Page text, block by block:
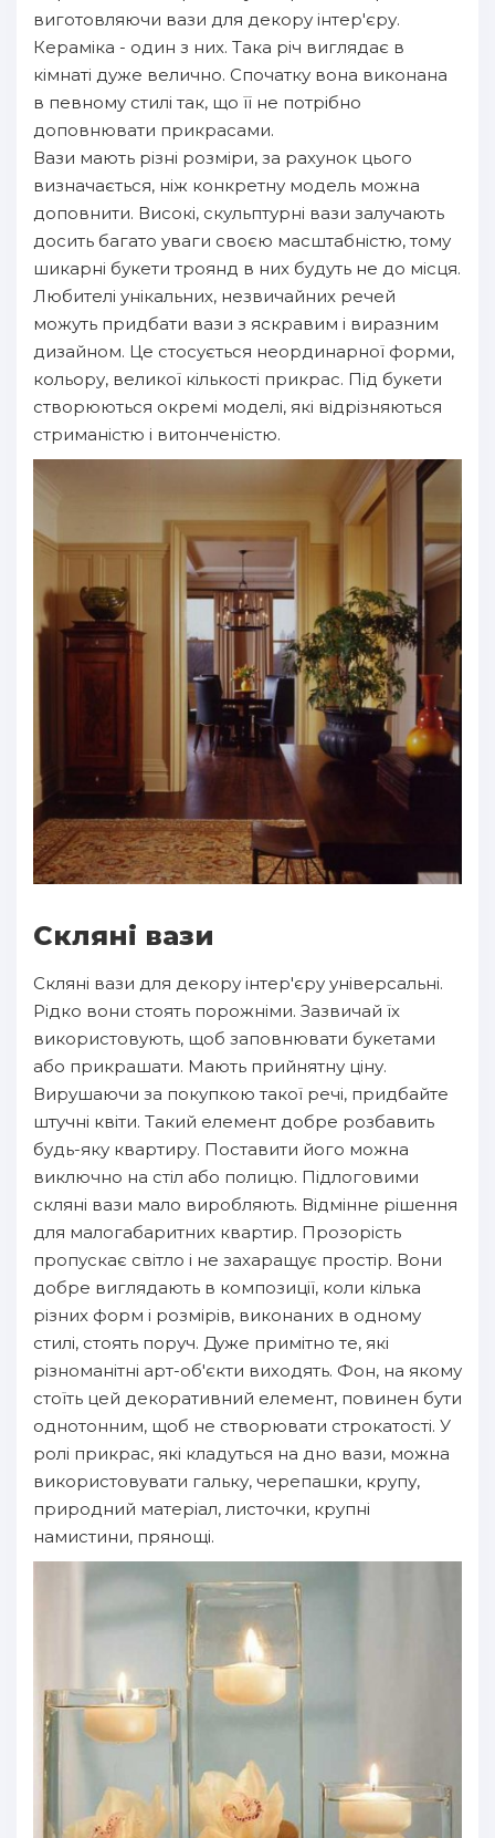
виготовляючи вази для декору інтер'єру.
Кераміка - один з них. Така річ виглядає в
кімнаті дуже велично. Спочатку вона виконана
в певному стилі так, що її не потрібно
доповнювати прикрасами.
Вази мають різні розміри, за рахунок цього
визначається, ніж конкретну модель можна
доповнити. Високі, скульптурні вази залучають
досить багато уваги своєю масштабністю, тому
шикарні букети троянд в них будуть не до місця.
Любителі унікальних, незвичайних речей
можуть придбати вази з яскравим і виразним
дизайном. Це стосується неординарної форми,
кольору, великої кількості прикрас. Під букети
створюються окремі моделі, які відрізняються
стриманістю і витонченістю.
Скляні вази
Скляні вази для декору інтер'єру універсальні.
Рідко вони стоять порожніми. Зазвичай їх
використовують, щоб заповнювати букетами
або прикрашати. Мають прийнятну ціну.
Вирушаючи за покупкою такої речі, придбайте
штучні квіти. Такий елемент добре розбавить
будь-яку квартиру. Поставити його можна
виключно на стіл або полицю. Підлоговими
скляні вази мало виробляють. Відмінне рішення
для малогабаритних квартир. Прозорість
пропускає світло і не захаращує простір. Вони
добре виглядають в композиції, коли кілька
різних форм і розмірів, виконаних в одному
стилі, стоять поруч. Дуже примітно те, які
різноманітні арт-об'єкти виходять. Фон, на якому
стоїть цей декоративний елемент, повинен бути
однотонним, щоб не створювати строкатості. У
ролі прикрас, які кладуться на дно вази, можна
використовувати гальку, черепашки, крупу,
природний матеріал, листочки, крупні
намистини, прянощі.